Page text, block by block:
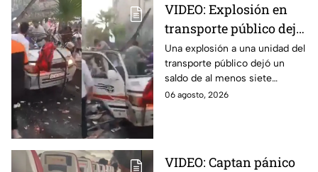
VIDEO: Explosión en
transporte público deja
siete personas sin vida
Una explosión a una unidad del
transporte público dejó un
saldo de al menos siete
personas sin vida. Aquí todos
06 agosto, 2026
VIDEO: Captan pánico